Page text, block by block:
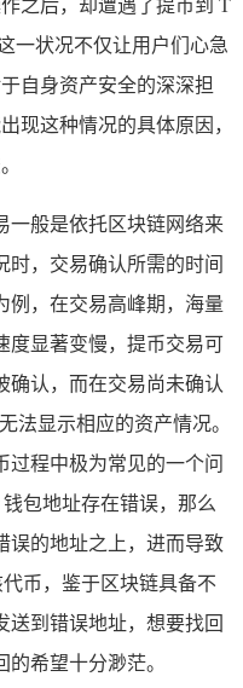
之后，却遭遇了提币到 T
一状况不仅让用户们心急
自身资产安全的深深担
现这种情况的具体原因，
一般是依托区块链网络来
时，交易确认所需的时间
例，在交易高峰期，海量
度显著变慢，提币交易可
确认，而在交易尚未确认
法显示相应的资产情况。
过程中极为常见的一个问
包地址存在错误，那么
误的地址之上，进而导致
币，鉴于区块链具备不
送到错误地址，想要找回
希望十分渺茫。